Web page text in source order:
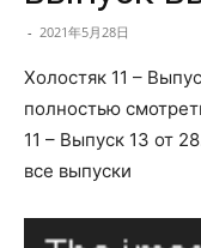
- 2021年5月28日
Холостяк 11 –
полностью
11 – Выпуск 13 от
все выпуски